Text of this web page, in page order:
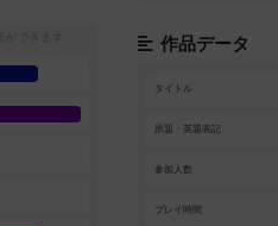
作品データ
タイトル
原題・英題表記
参加人数
プレイ時間